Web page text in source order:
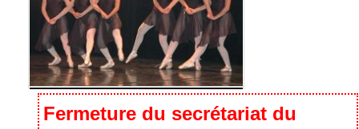
Fermeture du secrétariat du